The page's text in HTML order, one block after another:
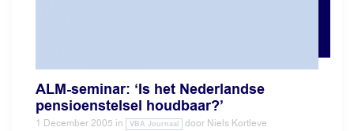
ALM-seminar: ‘Is het Nederlandse
pensioenstelsel houdbaar?’
1 December 2005 in VBA Journaal door Niels Kortleve